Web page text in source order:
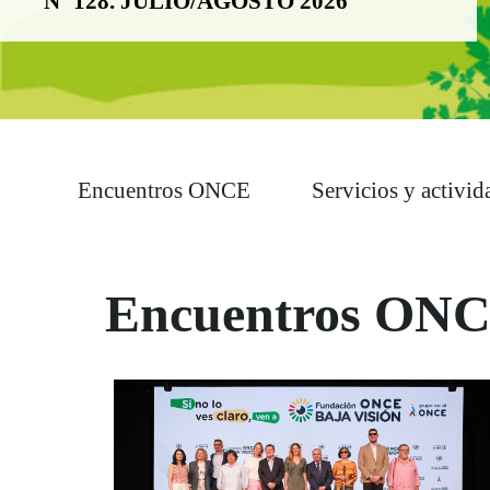
Encuentros ONCE Servicios y
Encuentros